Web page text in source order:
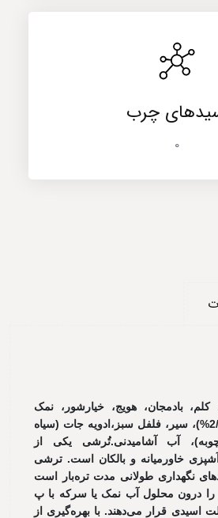
چرب
0
بادمجان، هویج، خیارشور، نمک
تصفیه شده (حداکثر 2/2%)، سیر، فلفل سبز،ادویه جات (سیاه
آب آشامیدنی.تُرشی یکی از
خاورمیانه و بالکان است. ترشی
نگهداری طولانی مدت تره‌بار است
درون محلول آب نمک یا سرکه با پ
اسیدی قرار می‌دهند. با بهره‌گیری از